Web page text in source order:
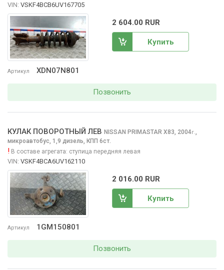
Артикул XDN07N801
VIN: VSKF4BCB6UV167705
2 604.00 RUR
Купить
Позвонить
Артикул 1GM150801
КУЛАК ПОВОРОТНЫЙ ЛЕВ NISSAN PRIMASTAR X83, 2004г.,
микроавтобус, 1,9 дизель, КПП 6ст.
! В составе агрегата: ступица передняя левая
VIN: VSKF4BCA6UV162110
2 016.00 RUR
Купить
Позвонить